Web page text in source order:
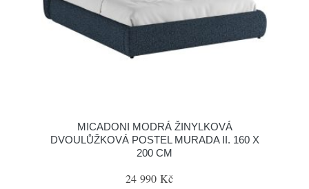
MICADONI MODRÁ ŽINYLKOVÁ
DVOULŮŽKOVÁ POSTEL MURADA II. 160 X
200 CM
24 990 Kč